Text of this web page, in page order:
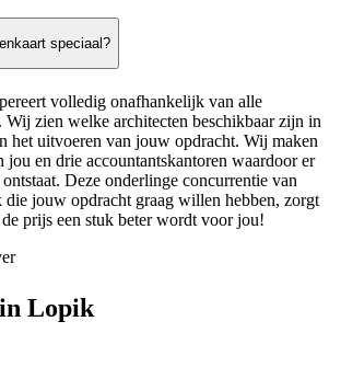
speciaal?
volledig onafhankelijk van alle
zien welke architecten beschikbaar zijn in
het uitvoeren van jouw opdracht. Wij maken
jou en drie accountantskantoren waardoor er
Deze onderlinge concurrentie van
jouw opdracht graag willen hebben, zorgt
prijs een stuk beter wordt voor jou!
Lopik